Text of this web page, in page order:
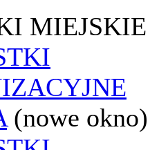
MIEJSKIE
(nowe okno)